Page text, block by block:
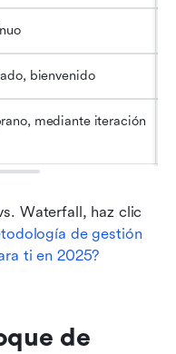
bienvenido
mediante iteración
Waterfall, haz clic
de gestión
ti en 2025?
de